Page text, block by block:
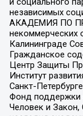
независимых
АКАДЕМИЯ ПО
некоммерческих
Калининграде
Гражданское
Центр Защиты
Институт
Санкт-
Фонд поддержки
Человек и